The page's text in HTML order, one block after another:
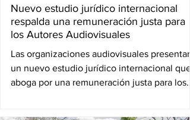
Nuevo estudio jurídico internacional
respalda una remuneración justa para
los Autores Audiovisuales
Las organizaciones audiovisuales presentan
un nuevo estudio jurídico internacional que
aboga por una remuneración justa para los